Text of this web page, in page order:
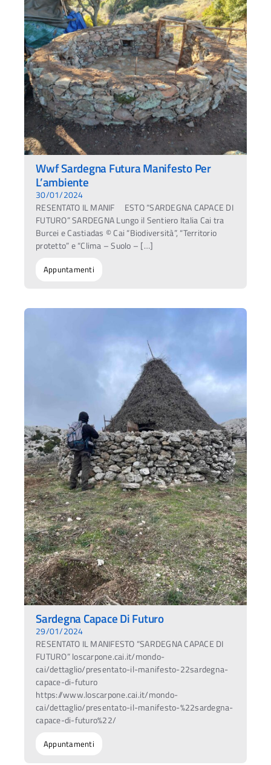
Wwf Sardegna Futura Manifesto Per
L’ambiente
30/01/2024
RESENTATO IL MANIF ESTO “SARDEGNA CAPACE DI
FUTURO” SARDEGNA Lungo il Sentiero Italia Cai tra
Burcei e Castiadas © Cai “Biodiversità”, “Territorio
protetto” e “Clima – Suolo – […]
Appuntamenti
Sardegna Capace Di Futuro
29/01/2024
RESENTATO IL MANIFESTO “SARDEGNA CAPACE DI
FUTURO” loscarpone.cai.it/mondo-
cai/dettaglio/presentato-il-manifesto-22sardegna-
capace-di-futuro
https://www.loscarpone.cai.it/mondo-
cai/dettaglio/presentato-il-manifesto-%22sardegna-
capace-di-futuro%22/
Appuntamenti